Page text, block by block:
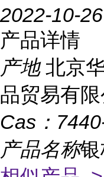
2022-10-26
产品详情
产地 北京
品贸易有限
Cas：
产品名称